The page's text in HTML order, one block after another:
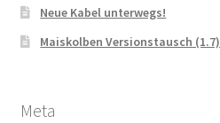
Neue Kabel unterwegs!
Maiskolben Versionstausch (1.7)
Meta